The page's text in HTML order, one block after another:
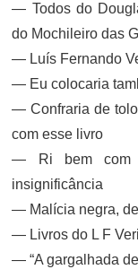
— Todos do
do Mochileiro das
— Luís Fernando
— Eu colocaria
— Confraria de
com esse livro
— Ri bem com
insignificância
— Malícia negra,
— Livros do L F
— “A gargalhada